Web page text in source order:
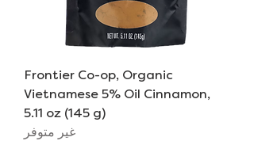
Frontier Co-op, Organic
Vietnamese 5% Oil Cinnamon,
5.11 oz (145 g)
غير متوفر